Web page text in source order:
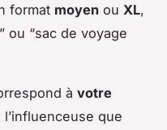
format moyen ou XL,
ou “sac de voyage
à votre
que